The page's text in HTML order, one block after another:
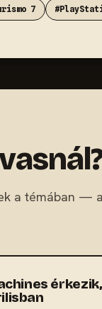
7
a témában —
érkezik,